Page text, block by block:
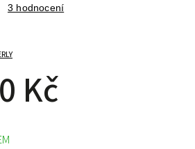
3 hodnocení
Kč